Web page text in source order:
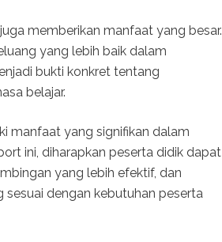
memberikan manfaat yang besar.
yang lebih baik dalam
bukti konkret tentang
belajar.
manfaat yang signifikan dalam
ini, diharapkan peserta didik dapat
yang lebih efektif, dan
dengan kebutuhan peserta